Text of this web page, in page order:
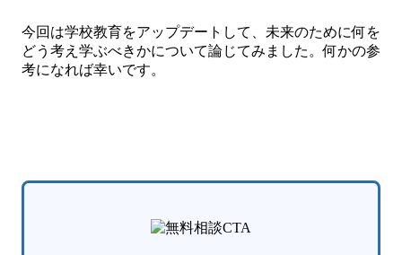
今回は学校教育をアップデートして、未来のために何を
どう考え学ぶべきかについて論じてみました。何かの参
考になれば幸いです。